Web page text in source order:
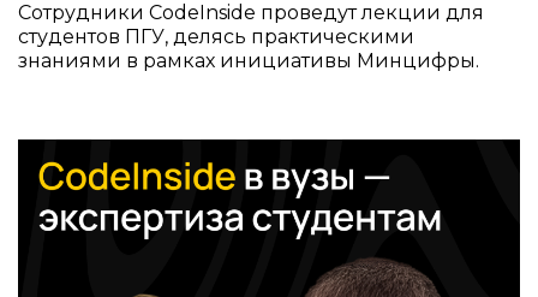
Сотрудники CodeInside проведут лекции для
студентов ПГУ, делясь практическими
знаниями в рамках инициативы Минцифры.